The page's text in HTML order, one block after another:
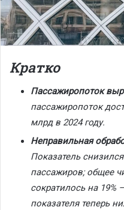
Кратко
Пассажиропоток
пассажиропоток
млрд в 2024 году.
Неправильная
Показатель
пассажиров; общее
сократилось на
показателя теперь